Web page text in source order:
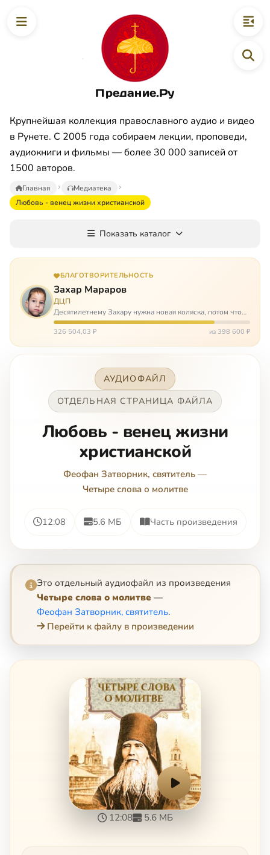
Предание.Ру
Крупнейшая коллекция православного аудио и видео
в Рунете. С 2005 года собираем лекции, проповеди,
аудиокниги и фильмы — более 30 000 записей от
1500 авторов.
Главная
Медиатека
Любовь - венец жизни христианской
Показать каталог
БЛАГОТВОРИТЕЛЬНОСТЬ
Захар Мараров
ДЦП
Десятилетнему Захару нужна новая коляска, потом что
старая сломалась. А без коляски он не сможет не только
просто выходить из дома, но и продолжать лечение в
326 504,03 ₽ из 398 600 ₽
АУДИОФАЙЛ
ОТДЕЛЬНАЯ СТРАНИЦА ФАЙЛА
Любовь - венец жизни
христианской
Феофан Затворник, святитель —
Четыре слова о молитве
12:08 5.6 МБ Часть произведения
Это отдельный аудиофайл из произведения
Четыре слова о молитве —
Феофан Затворник, святитель.
Перейти к файлу в произведении
12:08 5.6 МБ